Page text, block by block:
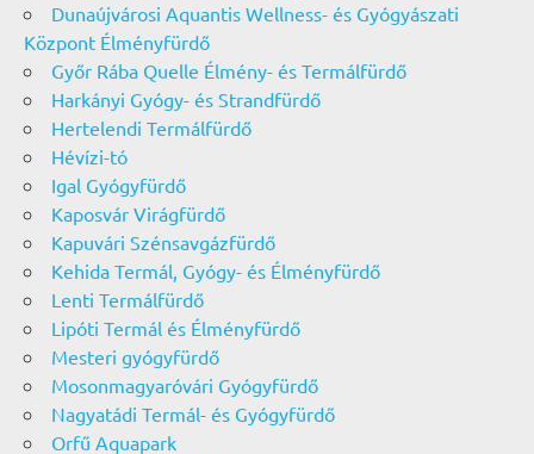
Dunaújvárosi Aquantis Wellness- és Gyógyászati
Központ Élményfürdő
Győr Rába Quelle Élmény- és Termálfürdő
Harkányi Gyógy- és Strandfürdő
Hertelendi Termálfürdő
Hévízi-tó
Igal Gyógyfürdő
Kaposvár Virágfürdő
Kapuvári Szénsavgázfürdő
Kehida Termál, Gyógy- és Élményfürdő
Lenti Termálfürdő
Lipóti Termál és Élményfürdő
Mesteri gyógyfürdő
Mosonmagyaróvári Gyógyfürdő
Nagyatádi Termál- és Gyógyfürdő
Orfű Aquapark